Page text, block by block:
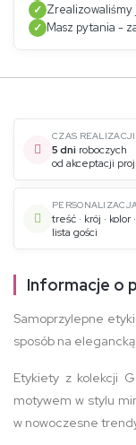
✓
✓ Masz pytania -
CZAS REALIZACJI
5 dni roboczych
od akceptacji
treść · krój · kolor
lista gości
Informacje o
Samoprzylepne
sposób na
Etykiety z kolekcji
motywem w stylu
w nowoczesne